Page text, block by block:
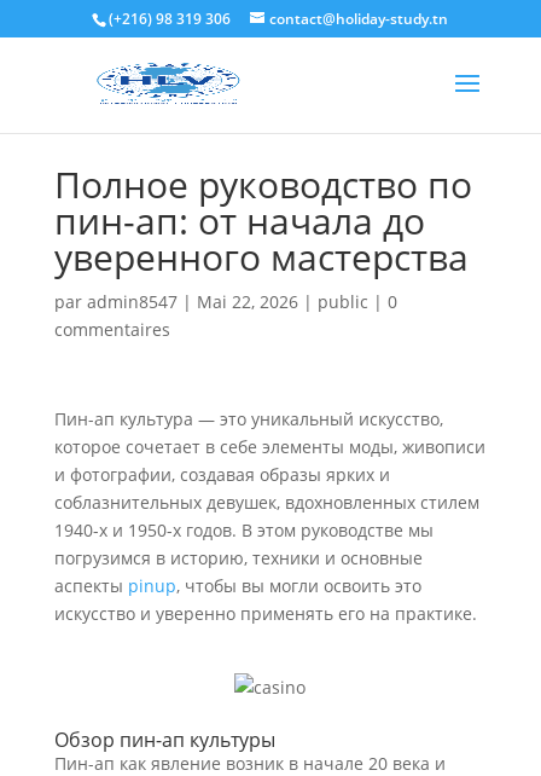
(+216) 98 319 306 contact@holiday-study.tn
Полное руководство по
пин-ап: от начала до
уверенного мастерства
par admin8547| Mai 22, 2026| public | 0
commentaires
Пин-ап культура — это уникальный искусство,
которое сочетает в себе элементы моды, живописи
и фотографии, создавая образы ярких и
соблазнительных девушек, вдохновленных стилем
1940-х и 1950-х годов. В этом руководстве мы
погрузимся в историю, техники и основные
аспекты pinup, чтобы вы могли освоить это
искусство и уверенно применять его на практике.
Обзор пин-ап культуры
Пин-ап как явление возник в начале 20 века и